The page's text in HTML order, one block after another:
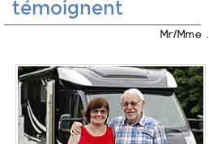
témoignent
Mr/Mme .